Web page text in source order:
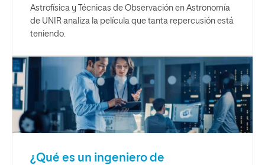
Astrofísica y Técnicas de Observación en Astronomía
de UNIR analiza la película que tanta repercusión está
teniendo.
¿Qué es un ingeniero de